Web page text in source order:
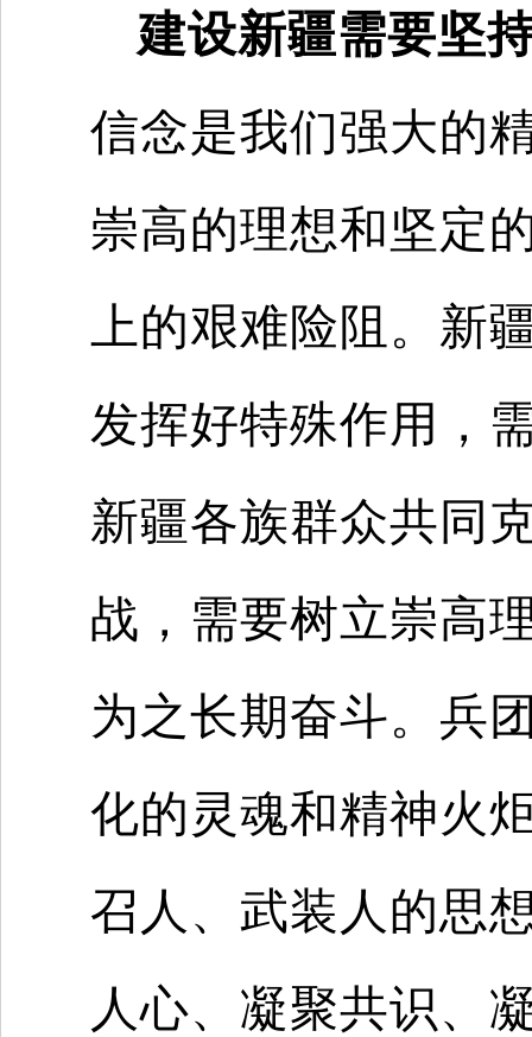
建设新疆需要坚
信念是我们强大的
崇高的理想和坚定
上的艰难险阻。新
发挥好特殊作用，
新疆各族群众共同
战，需要树立崇高
为之长期奋斗。兵
化的灵魂和精神火
召人、武装人的思
人心、凝聚共识、